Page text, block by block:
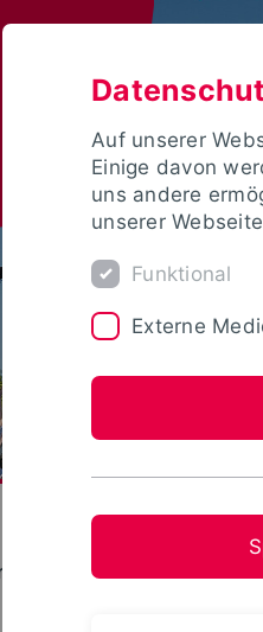
Auf unserer
Einige davon
uns andere
unserer
Funktional
Externe